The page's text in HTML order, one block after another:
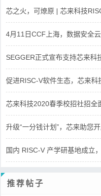
芯之火，可燎原 | 芯来科技
4月11日CCF上海，数据安全
SEGGER正式宣布支持芯来科
促进RISC-V软件生态，芯来
芯来科技2020春季校招社招全
升级“一分钱计划”，芯来助您
国内 RISC-V 产学研基地成立
推荐帖子